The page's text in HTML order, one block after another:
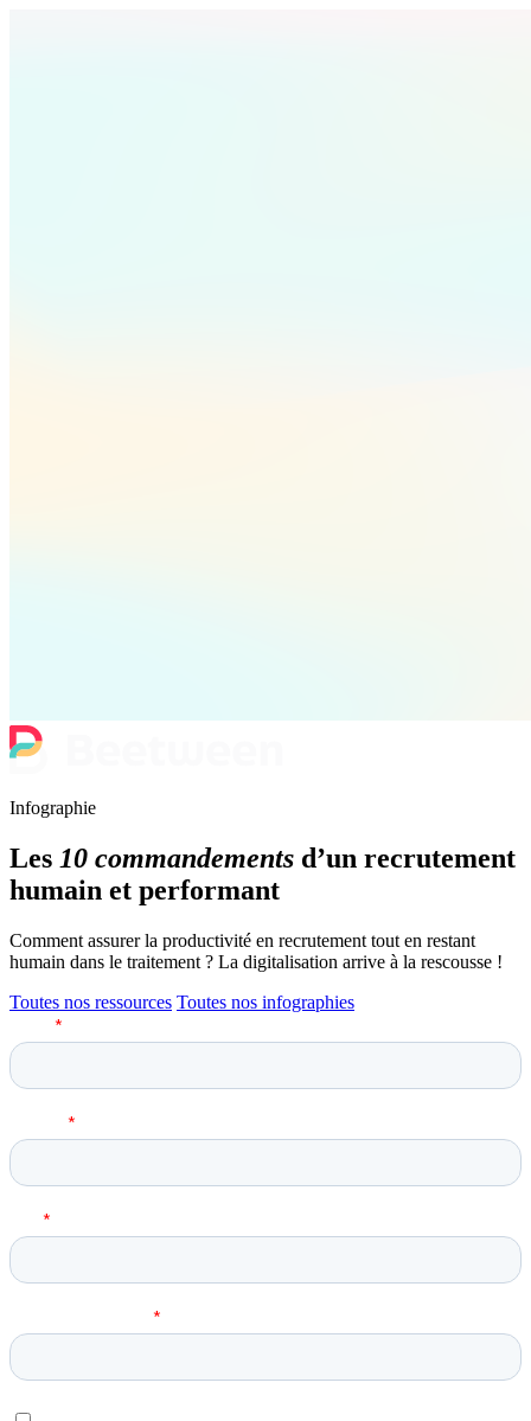
Infographie
Les 10 commandements d’un recrutement
humain et performant
Comment assurer la productivité en recrutement tout en restant
humain dans le traitement ? La digitalisation arrive à la rescousse !
Toutes nos ressources Toutes nos infographies